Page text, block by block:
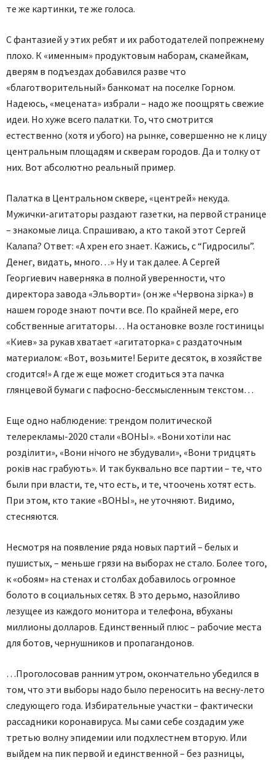
те же картинки, те же голоса.
С фантазией у этих ребят и их работодателей попрежнему
плохо. К «именным» продуктовым наборам, скамейкам,
дверям в подъездах добавился разве что
«благотворительный» банкомат на поселке Горном.
Надеюсь, «мецената» избрали – надо же поощрять свежие
идеи. Но хуже всего палатки. То, что смотрится
естественно (хотя и убого) на рынке, совершенно не к лицу
центральным площадям и скверам городов. Да и толку от
них. Вот абсолютно реальный пример.
Палатка в Центральном сквере, «центрей» некуда.
Мужички-агитаторы раздают газетки, на первой странице
– знакомые лица. Спрашиваю, а кто такой этот Сергей
Калапа? Ответ: «А хрен его знает. Кажись, с “Гидросилы”.
Денег, видать, много…» Ну и так далее. А Сергей
Георгиевич наверняка в полной уверенности, что
директора завода «Эльворти» (он же «Червона зірка») в
нашем городе знают почти все. По крайней мере, его
собственные агитаторы… На остановке возле гостиницы
«Киев» за рукав хватает «агитаторка» с раздаточным
материалом: «Вот, возьмите! Берите десяток, в хозяйстве
сгодится!» А где ж еще может сгодиться эта пачка
глянцевой бумаги с пафосно-бессмысленным текстом…
Еще одно наблюдение: трендом политической
телерекламы-2020 стали «ВОНЫ». «Вони хотіли нас
розділити», «Вони нічого не збудували», «Вони тридцять
років нас грабують». И так буквально все партии – те, что
были при власти, те, что есть, и те, чтоочень хотят есть.
При этом, кто такие «ВОНЫ», не уточняют. Видимо,
стесняются.
Несмотря на появление ряда новых партий – белых и
пушистых, – меньше грязи на выборах не стало. Более того,
к «обоям» на стенах и столбах добавилось огромное
болото в социальных сетях. В это дерьмо, назойливо
лезущее из каждого монитора и телефона, вбуханы
миллионы долларов. Единственный плюс – рабочие места
для ботов, чернушников и пропагандонов.
…Проголосовав ранним утром, окончательно убедился в
том, что эти выборы надо было переносить на весну-лето
следующего года. Избирательные участки – фактически
рассадники коронавируса. Мы сами себе создадим уже
третью волну эпидемии или подхлестнем вторую. Или
выйдем на пик первой и единственной – без разницы,